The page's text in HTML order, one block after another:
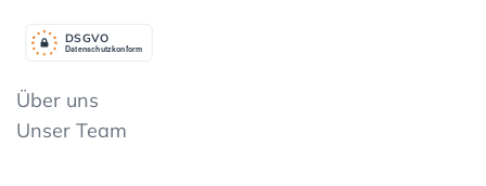
Datenschutzkonform
DSGVO
Über uns
Unser Team